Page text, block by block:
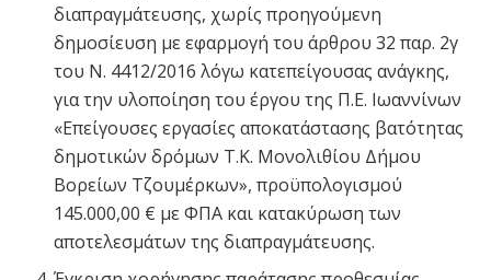
διαπραγμάτευσης, χωρίς προηγούμενη
δημοσίευση με εφαρμογή του άρθρου 32 παρ. 2γ
του Ν. 4412/2016 λόγω κατεπείγουσας ανάγκης,
για την υλοποίηση του έργου της Π.Ε. Ιωαννίνων
«Επείγουσες εργασίες αποκατάστασης βατότητας
δημοτικών δρόμων Τ.Κ. Μονολιθίου Δήμου
Βορείων Τζουμέρκων», προϋπολογισμού
145.000,00 € με ΦΠΑ και κατακύρωση των
αποτελεσμάτων της διαπραγμάτευσης.